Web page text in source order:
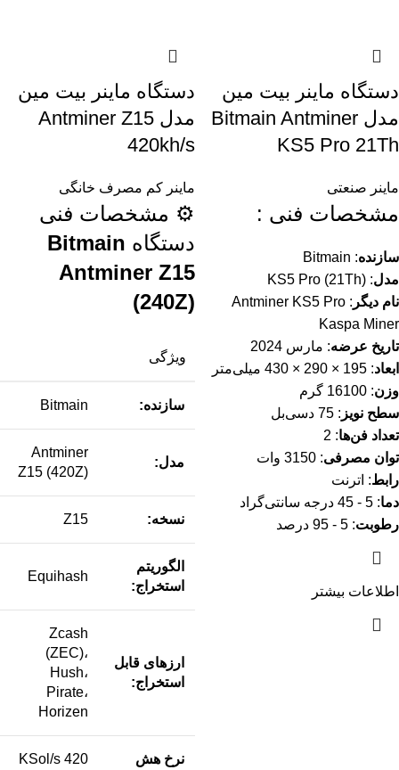
دستگاه ماینر بیت مین
مدل Bitmain Antminer
KS5 Pro 21Th
ماینر صنعتی
مشخصات فنی :
سازنده: Bitmain
مدل: KS5 Pro (21Th)
نام دیگر
: Antminer KS5 Pro
Kaspa Miner
تاریخ عرضه: مارس 2024
ابعاد: 195 × 290 × 430 میلی‌متر
وزن: 16100 گرم
سطح نویز : 75 دسی‌بل
تعداد فن‌ها: 2
توان مصرفی: 3150 وات
رابط: اترنت
دما: 5 - 45 درجه سانتی‌گراد
رطوبت: 5 - 95 درصد
اطلاعات بیشتر
دستگاه ماینر بیت مین
مدل Antminer Z15
420kh/s
ماینر کم مصرف خانگی
⚙️ مشخصات فنی
دستگاه Bitmain
Antminer Z15
(240Z)
ویژگی
سازنده: Bitmain
مدل:
Antminer
Z15 (420Z)
نسخه: Z15
الگوریتم
استخراج:
Equihash
ارزهای قابل
استخراج:
Zcash
(ZEC)،
Hush،
Pirate،
Horizen
نرخ هش
420 KSol/s